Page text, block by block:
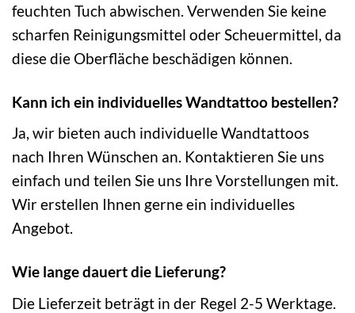
feuchten Tuch abwischen. Verwenden Sie keine
scharfen Reinigungsmittel oder Scheuermittel, da
diese die Oberfläche beschädigen können.
Kann ich ein individuelles Wandtattoo bestellen?
Ja, wir bieten auch individuelle Wandtattoos
nach Ihren Wünschen an. Kontaktieren Sie uns
einfach und teilen Sie uns Ihre Vorstellungen mit.
Wir erstellen Ihnen gerne ein individuelles
Angebot.
Wie lange dauert die Lieferung?
Die Lieferzeit beträgt in der Regel 2-5 Werktage.